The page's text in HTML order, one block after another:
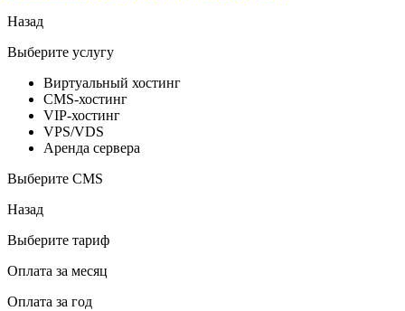
Назад
Выберите услугу
Виртуальный хостинг
CMS-хостинг
VIP-хостинг
VPS/VDS
Аренда сервера
Выберите CMS
Назад
Выберите тариф
Оплата за месяц
Оплата за год